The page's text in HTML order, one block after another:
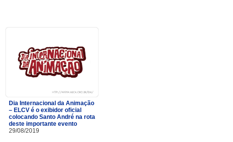
Dia Internacional da Animação
– ELCV é o exibidor oficial
colocando Santo André na rota
deste importante evento
29/08/2019